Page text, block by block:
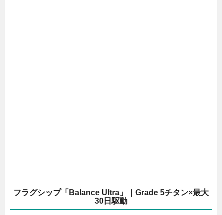
フラグシップ「Balance Ultra」｜Grade 5チタン×最大
30日駆動